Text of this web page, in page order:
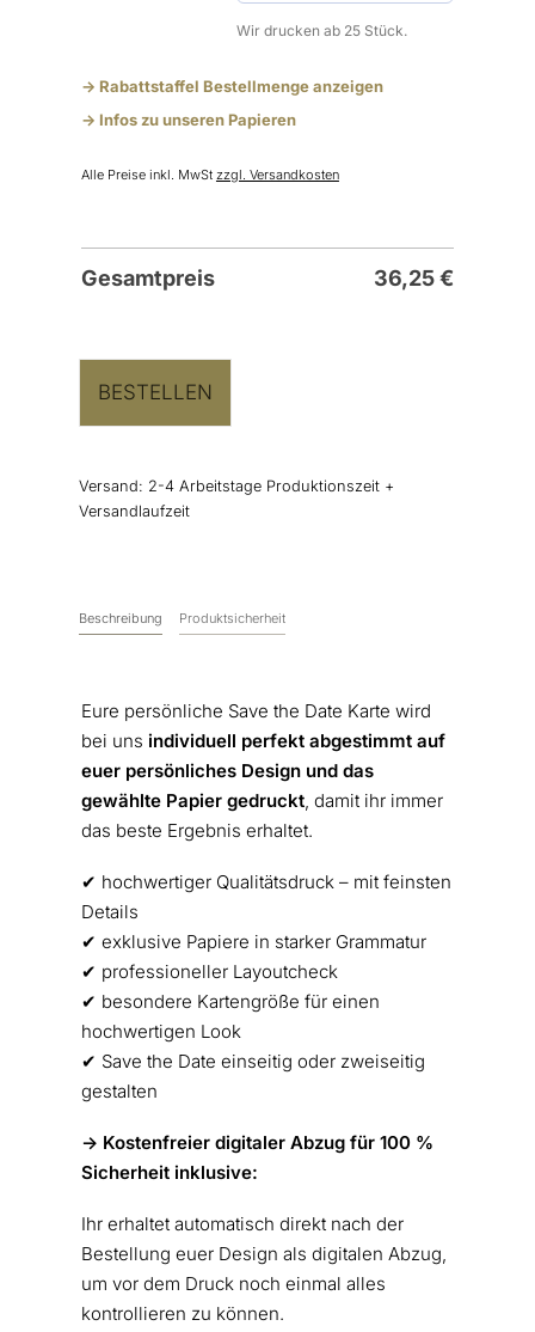
Wir drucken ab 25 Stück.
-> Rabattstaffel Bestellmenge anzeigen
-> Infos zu unseren Papieren
Alle Preise inkl. MwSt zzgl. Versandkosten
Gesamtpreis 36,25€
BESTELLEN
Versand: 2-4 Arbeitstage Produktionszeit +
Versandlaufzeit
Beschreibung Produktsicherheit
Eure persönliche Save the Date Karte wird
bei uns individuell perfekt abgestimmt auf
euer persönliches Design und das
gewählte Papier gedruckt, damit ihr immer
das beste Ergebnis erhaltet.
✔︎ hochwertiger Qualitätsdruck – mit feinsten
Details
✔︎ exklusive Papiere in starker Grammatur
✔︎ professioneller Layoutcheck
✔︎ besondere Kartengröße für einen
hochwertigen Look
✔︎ Save the Date einseitig oder zweiseitig
gestalten
-> Kostenfreier digitaler Abzug für 100 %
Sicherheit inklusive:
Ihr erhaltet automatisch direkt nach der
Bestellung euer Design als digitalen Abzug,
um vor dem Druck noch einmal alles
kontrollieren zu können.